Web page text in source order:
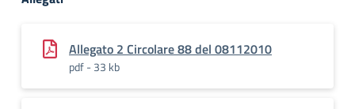
Allegato 2 Circolare 88 del 08112010
pdf - 33 kb